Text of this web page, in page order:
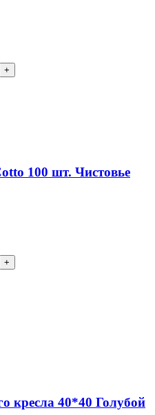
100 шт. Чистовье
кресла 40*40 Голубой